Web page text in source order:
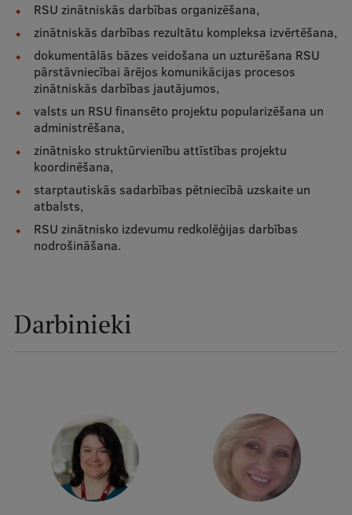
Mūsu cilvēki
Stratēģija
Struktūra
Vēsture un tradīcijas
Identitāte
RSU fonds
Aula
Projekti
Ilgtspējīga attīstība
Studiju un vides pieejamība
Dati par 2025. gadu
RSU zinātniskās darbības organizēšana,
zinātniskās darbības rezultātu kompleksa izvērtēšana,
dokumentālās bāzes veidošana un uzturēšana RSU
pārstāvniecībai ārējos komunikācijas procesos
zinātniskās darbības jautājumos,
valsts un RSU finansēto projektu popularizēšana un
administrēšana,
zinātnisko struktūrvienību attīstības projektu
koordinēšana,
starptautiskās sadarbības pētniecībā uzskaite un
atbalsts,
RSU zinātnisko izdevumu redkolēģijas darbības
nodrošināšana.
Darbinieki